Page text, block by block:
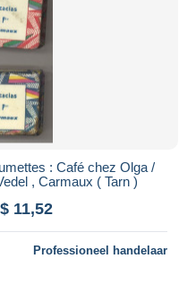
: Café chez Olga /
, Carmaux ( Tarn )
11,52
Professioneel handelaar